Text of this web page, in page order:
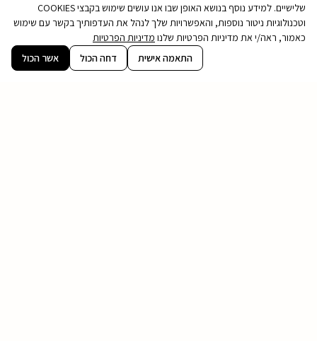
שלישיים. למידע נוסף בנושא האופן שבו אנו עושים שימוש בקבצי COOKIES
וטכנולוגיות ניטור נוספות, והאפשרויות שלך לנהל את העדפותיך בקשר עם שימוש
כאמור, ראה/י את מדיניות הפרטיות שלנו מדיניות הפרטיות
התאמה אישית דחה הכול אשר הכול